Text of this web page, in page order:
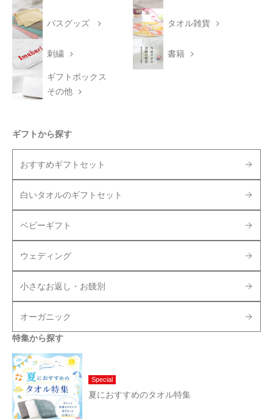
バスグッズ タオル雑貨
刺繍 書籍
ギフトボックス
その他
ギフトから探す
おすすめギフトセット
白いタオルのギフトセット
ベビーギフト
ウェディング
小さなお返し・お餞別
オーガニック
特集から探す
Special
夏におすすめのタオル特集